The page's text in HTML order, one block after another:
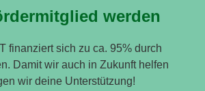
werden
finanziert sich zu ca. 95% durch
Damit wir auch in Zukunft helfen
wir deine Unterstützung!